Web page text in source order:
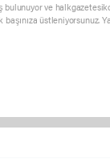
bulunuyor ve
üstleniyorsunuz.